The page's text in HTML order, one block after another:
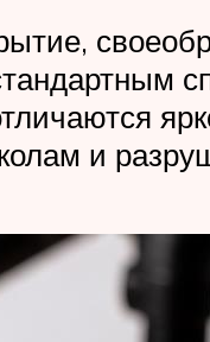
и